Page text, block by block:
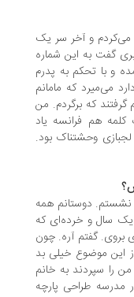
و آخر سر یک
به این شماره
تحکم به پدرم
که مامانم
برگردم. من
فرانسه یاد
وحشتناک بود.
دوستانم همه
و خرده‌ای که
آره. چون
خیلی بد
به خانم
طراحی پارچه